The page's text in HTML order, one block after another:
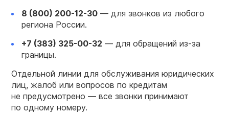
8 (800) 200-12-30 — для звонков из любого
региона России.
+7 (383) 325-00-32 — для обращений из-за
границы.
Отдельной линии для обслуживания юридических
лиц, жалоб или вопросов по кредитам
не предусмотрено — все звонки принимают
по одному номеру.